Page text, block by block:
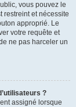
vous pouvez le
restreint et nécessite
approprié. Le
votre requête et
ne pas harceler un
?
assigné lorsque